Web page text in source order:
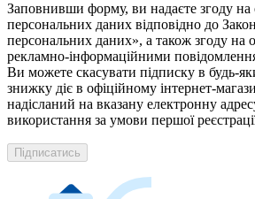
Заповнивши форму, ви надаєте згоду на
персональних даних відповідно до
персональних даних», а також згоду на
рекламно-інформаційними
Ви можете скасувати підписку в будь-
знижку діє в офіційному інтернет-
надісланий на вказану електронну
використання за умови першої
Підписатись